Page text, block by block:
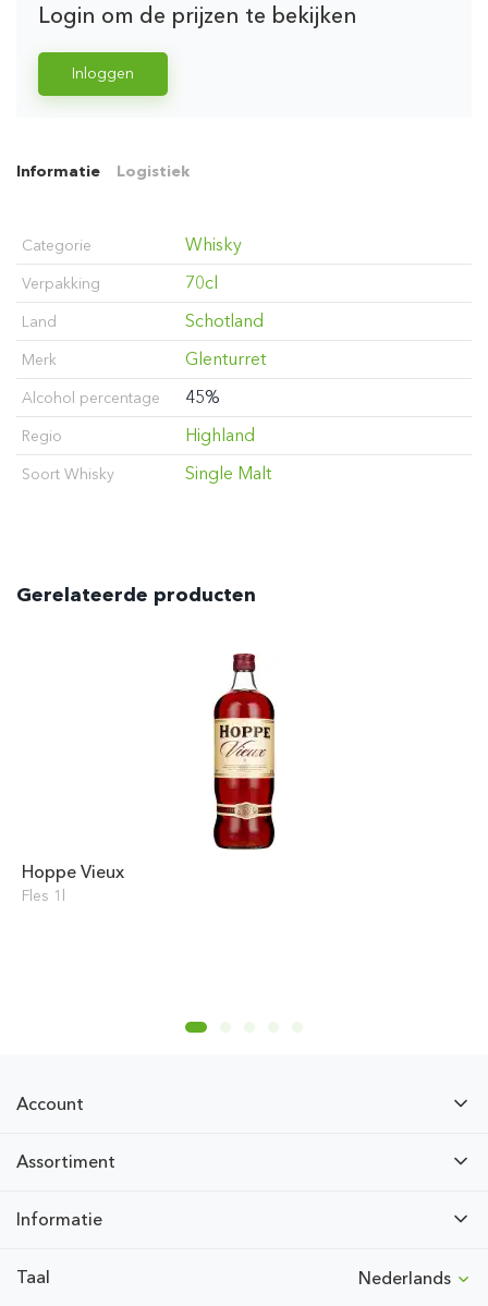
Login om de prijzen te bekijken
Inloggen
Informatie Logistiek
Categorie Whisky
Verpakking 70cl
Land Schotland
Merk Glenturret
Alcohol percentage 45%
Regio Highland
Soort Whisky Single Malt
Gerelateerde producten
Hoppe Vieux
Fles 1l
Account
Assortiment
Informatie
Taal Nederlands